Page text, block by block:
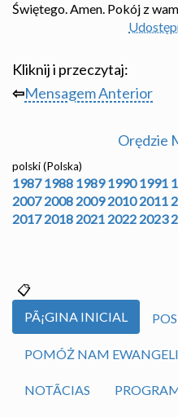
Świętego. Amen. Pokój z
Kliknij i przeczytaj:
⇦Mensagem Anterior
Orędzie
polski (Polska)
1987 1988 1989 1990 1991
2007 2008 2009 2010 2011
2017 2018 2021 2022 2023
PÃ¡GINA INICIAL
POMÓŻ NAM
NOTÃ­CIAS